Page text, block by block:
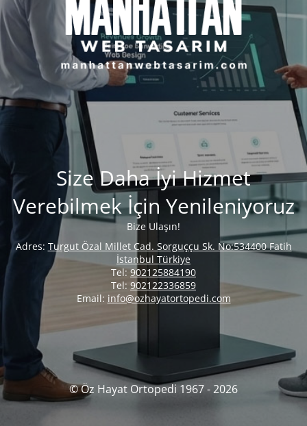
Size Daha İyi Hizmet
Verebilmek İçin Yenileniyoruz
Bize Ulaşın!
Adres: Turgut Özal Millet Cad. Sorguççu Sk. No:534400 Fatih
İstanbul Türkiye
Tel:902125884190
Tel: 902122336859
Email: info@ozhayatortopedi.com
© Öz Hayat Ortopedi 1967 - 2026